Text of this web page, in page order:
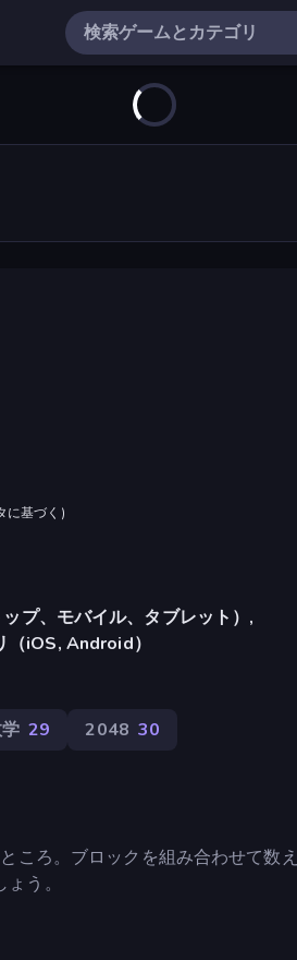
に基づく )
プ、モバイル、タブレット）,
iOS, Android）
29 2048 30
ころ。ブロックを組み合わせて数
う。